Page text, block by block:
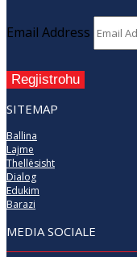
Email Address
Regjistrohu
SITEMAP
Ballina
Lajme
Thellësisht
Dialog
Edukim
Barazi
MEDIA SOCIALE